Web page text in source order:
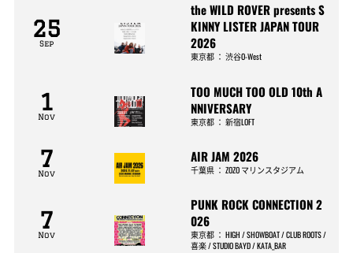
25
Sep
the WILD ROVER presents S
KINNY LISTER JAPAN TOUR
2026
東京都 ：渋谷O-West
1
Nov
TOO MUCH TOO OLD 10th A
NNIVERSARY
東京都 ：新宿LOFT
7
Nov
AIR JAM 2026
千葉県 ：ZOZO マリンスタジアム
7
Nov
PUNK ROCK CONNECTION 2
026
東京都 ：HIGH / SHOWBOAT / CLUB ROOTS /
喜楽 / STUDIO BAYD / KATA_BAR